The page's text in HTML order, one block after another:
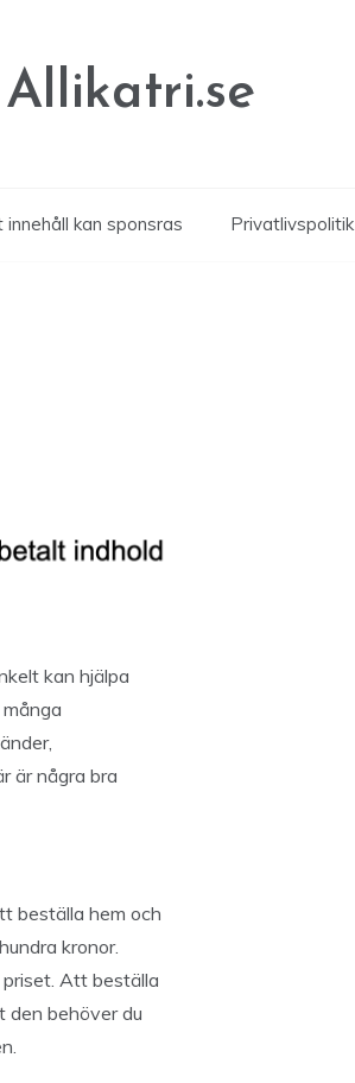
Allikatri.se
kan sponsras Privatlivspolitik
kan hjälpa
är några bra
beställa hem och
kronor.
Att beställa
den behöver du